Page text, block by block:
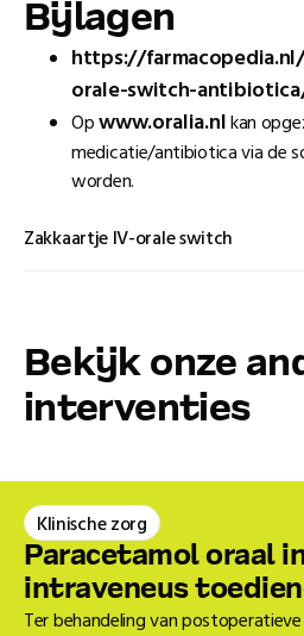
Bĳlagen
https://
orale-switch-
Opwww.oralia.nlkan
medicatie/antibiotica via de
worden.
Zakkaartje IV-orale switch
Bekĳk onze
interventies
Klinische zorg
Paracetamol oraal
intraveneus
Ter behandeling van